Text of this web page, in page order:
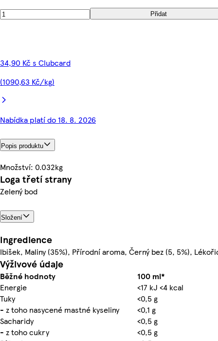
Přidat
34,90 Kč s Clubcard
(1090,63 Kč/kg)
Nabídka platí do 18. 8. 2026
Popis produktu
Množství: 0.032kg
Loga třetí strany
Zelený bod
Složení
Ingredience
Ibišek, Maliny (35%), Přírodní aroma, Černý bez (5, 5%),
Výživové údaje
Běžné hodnoty
100 ml*
Energie
<17 kJ <4 kcal
Tuky
<0,5 g
- z toho nasycené mastné kyseliny
<0,1 g
Sacharidy
<0,5 g
- z toho cukry
<0,5 g